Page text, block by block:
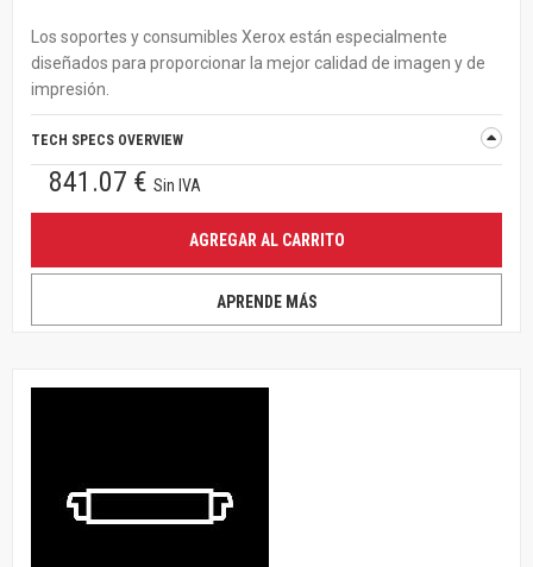
Los soportes y consumibles Xerox están especialmente
diseñados para proporcionar la mejor calidad de imagen y de
impresión.
TECH SPECS OVERVIEW
841.07 € Sin IVA
AGREGAR AL CARRITO
APRENDE MÁS